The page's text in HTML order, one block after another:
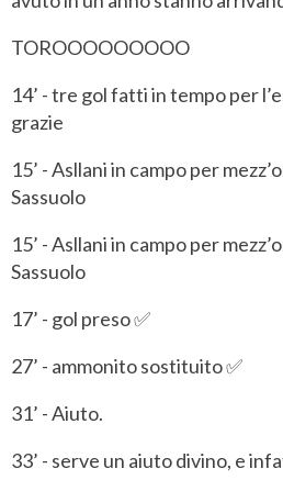
TOROOOOOOOOO
14’ - tre gol fatti in tempo per
grazie
15’ - Asllani in campo per
Sassuolo
15’ - Asllani in campo per
Sassuolo
17’ - gol preso ✅
27’ - ammonito sostituito ✅
31’ - Aiuto.
33’ - serve un aiuto divino, e